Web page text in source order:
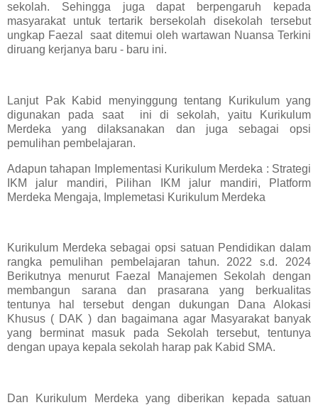
sekolah. Sehingga juga dapat berpengaruh kepada
masyarakat untuk tertarik bersekolah disekolah tersebut
ungkap Faezal saat ditemui oleh wartawan Nuansa Terkini
diruang kerjanya baru - baru ini.
Lanjut Pak Kabid menyinggung tentang Kurikulum yang
digunakan pada saat ini di sekolah, yaitu Kurikulum
Merdeka yang dilaksanakan dan juga sebagai opsi
pemulihan pembelajaran.
Adapun tahapan Implementasi Kurikulum Merdeka : Strategi
IKM jalur mandiri, Pilihan IKM jalur mandiri, Platform
Merdeka Mengaja, Implemetasi Kurikulum Merdeka
Kurikulum Merdeka sebagai opsi satuan Pendidikan dalam
rangka pemulihan pembelajaran tahun. 2022 s.d. 2024
Berikutnya menurut Faezal Manajemen Sekolah dengan
membangun sarana dan prasarana yang berkualitas
tentunya hal tersebut dengan dukungan Dana Alokasi
Khusus ( DAK ) dan bagaimana agar Masyarakat banyak
yang berminat masuk pada Sekolah tersebut, tentunya
dengan upaya kepala sekolah harap pak Kabid SMA.
Dan Kurikulum Merdeka yang diberikan kepada satuan